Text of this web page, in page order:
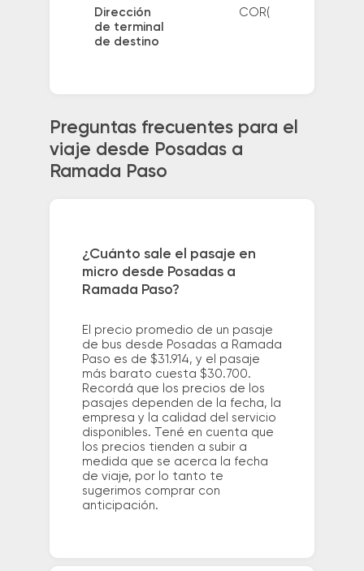
Dirección
de terminal
de destino
COR(
Preguntas frecuentes para el
viaje desde Posadas a
Ramada Paso
¿Cuánto sale el pasaje en
micro desde Posadas a
Ramada Paso?
El precio promedio de un pasaje
de bus desde Posadas a Ramada
Paso es de $31.914, y el pasaje
más barato cuesta $30.700.
Recordá que los precios de los
pasajes dependen de la fecha, la
empresa y la calidad del servicio
disponibles. Tené en cuenta que
los precios tienden a subir a
medida que se acerca la fecha
de viaje, por lo tanto te
sugerimos comprar con
anticipación.